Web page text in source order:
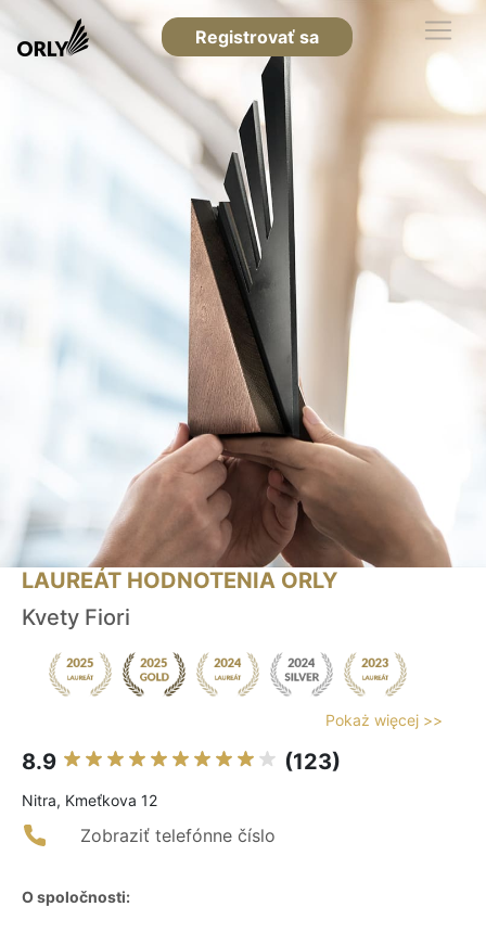
Registrovať sa
LAUREÁT HODNOTENIA ORLY
Kvety Fiori
Pokaż więcej >>
8.9 (123)
Nitra, Kmeťkova 12
Zobraziť telefónne číslo
O spoločnosti: